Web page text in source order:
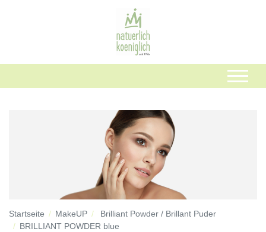
Startseite MakeUP
Brilliant Powder / Brillant Puder
BRILLIANT POWDER blue